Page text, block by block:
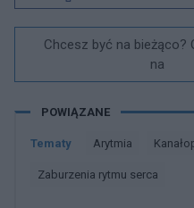
Chcesz być na bieżąco?
na
POWIĄZANE
Tematy Arytmia
Zaburzenia rytmu serca